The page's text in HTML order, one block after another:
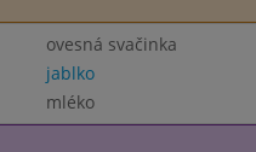
ovesná svačinka
jablko
mléko